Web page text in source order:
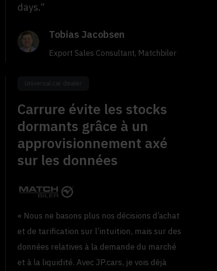
days.”
Tobias Jacobsen
Export Sales Consultant, Matchbiler
Universal car dealer
Carrure évite les stocks
dormants grâce à un
approvisionnement axé
sur les données
« Nous ne basons plus nos décisions d’achat
et de tarification sur l’intuition, mais sur des
données relatives à la demande du marché
et à la liquidité. Avec JP.cars, je vois déjà